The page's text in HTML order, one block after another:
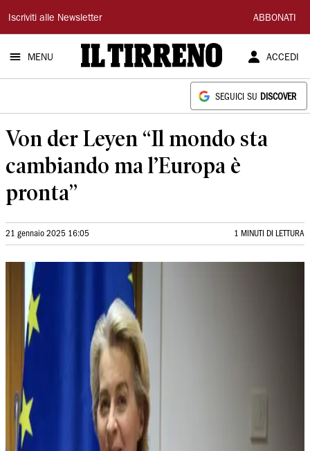
Il
Tirreno
Iscriviti alle Newsletter ABBONATI
MENU ACCEDI
SEGUICI SU DISCOVER
Von der Leyen “Il mondo sta
cambiando ma l’Europa è
pronta”
21 gennaio 2025 16:05 1 MINUTI DI LETTURA